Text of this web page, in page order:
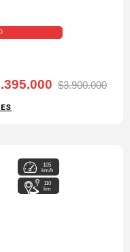
$3.900.000
105
km/h
110
km